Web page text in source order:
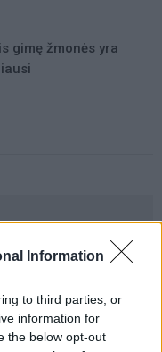
Information
to third parties, or
information for
the below opt-out
gimę žmonės yra